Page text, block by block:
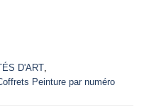
D'ART,
Peinture par numéro